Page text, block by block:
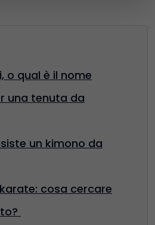
o qual è il nome
una tenuta da
un kimono da
cosa cercare